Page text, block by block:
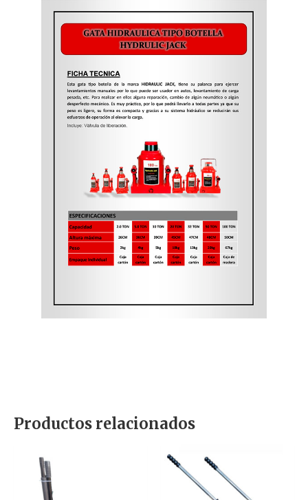
Productos relacionados